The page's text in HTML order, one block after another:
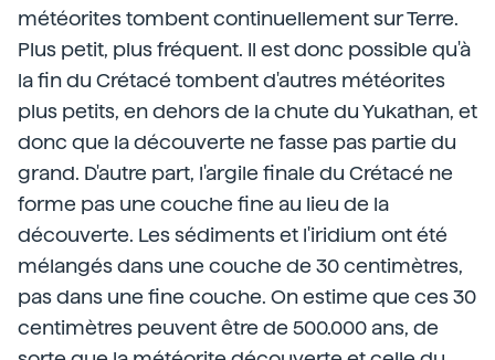
météorites tombent continuellement sur Terre.
Plus petit, plus fréquent. Il est donc possible qu'à
la fin du Crétacé tombent d'autres météorites
plus petits, en dehors de la chute du Yukathan, et
donc que la découverte ne fasse pas partie du
grand. D'autre part, l'argile finale du Crétacé ne
forme pas une couche fine au lieu de la
découverte. Les sédiments et l'iridium ont été
mélangés dans une couche de 30 centimètres,
pas dans une fine couche. On estime que ces 30
centimètres peuvent être de 500.000 ans, de